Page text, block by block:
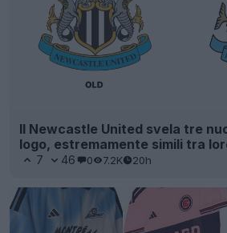
Il Newcastle United svela tre
logo, estremamente simili tra
7 46 0 7.2K 20h